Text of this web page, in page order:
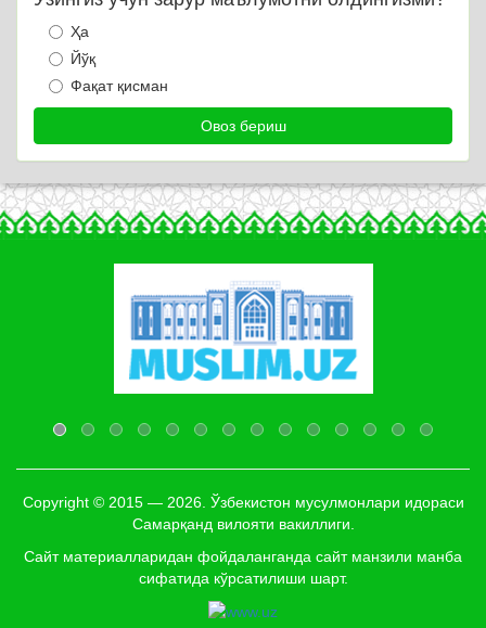
Ҳа
Йўқ
Фақат қисман
Copyright © 2015 — 2026. Ўзбекистон мусулмонлари идораси
Самарқанд вилояти вакиллиги.
Сайт материалларидан фойдаланганда сайт манзили манба
сифатида кўрсатилиши шарт.